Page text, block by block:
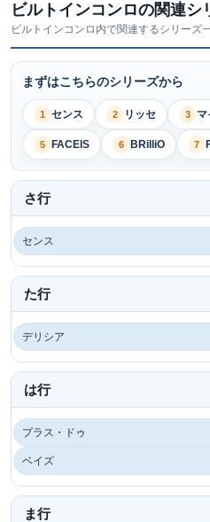
ビルトインコンロの関連シ
ビルトインコンロ内で関連するシリーズ
まずはこちらのシリーズから
1 センス 2 リッセ 3 マ
5 FACEIS 6 BRilliO 7
さ行
センス
た行
デリシア
は行
プラス・ドゥ
ベイズ
ま行